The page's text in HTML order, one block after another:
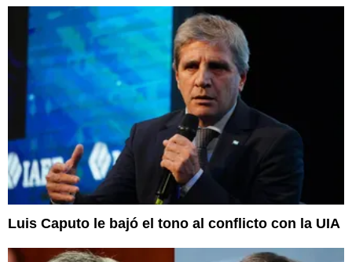
Luis Caputo le bajó el tono al conflicto con la UIA